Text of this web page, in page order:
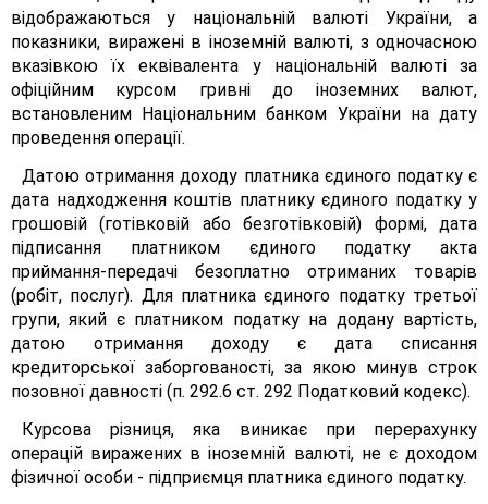
відображаються у національній валюті України, а
показники, виражені в іноземній валюті, з одночасною
вказівкою їх еквівалента у національній валюті за
офіційним курсом гривні до іноземних валют,
встановленим Національним банком України на дату
проведення операції.
Датою отримання доходу платника єдиного податку є
дата надходження коштів платнику єдиного податку у
грошовій (готівковій або безготівковій) формі, дата
підписання платником єдиного податку акта
приймання-передачі безоплатно отриманих товарів
(робіт, послуг). Для платника єдиного податку третьої
групи, який є платником податку на додану вартість,
датою отримання доходу є дата списання
кредиторської заборгованості, за якою минув строк
позовної давності (п. 292.6 ст. 292 Податковий кодекс).
Курсова різниця, яка виникає при перерахунку
операцій виражених в іноземній валюті, не є доходом
фізичної особи - підприємця платника єдиного податку.